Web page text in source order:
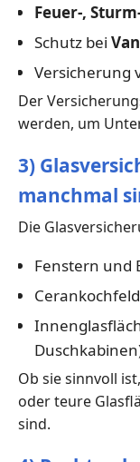
Feuer-,
Schutz bei
Versicherung
Der
werden, um
3)
manchmal
Die
Fenstern und
Ob sie sinnvoll
oder teure
sind.